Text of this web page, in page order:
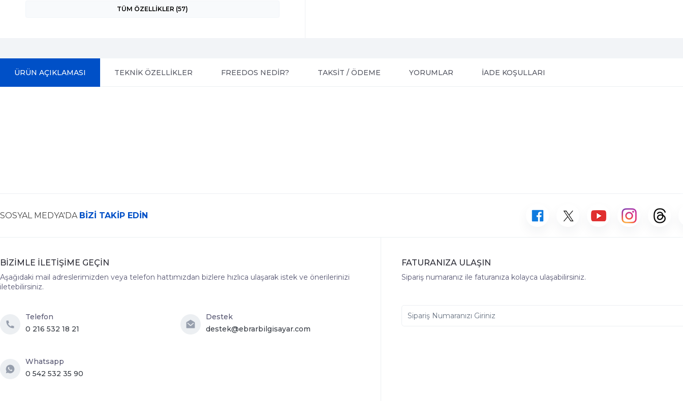
TÜM ÖZELLİKLER (57)
ÜRÜN AÇIKLAMASI TEKNİK ÖZELLİKLER FREEDOS NEDİR? TAKSİT / ÖDEME YORUMLAR İADE KOŞULLARI
SOSYAL MEDYA'DA BİZİ TAKİP EDİN
BİZİMLE İLETİŞİME GEÇİN
Aşağıdaki mail adreslerimizden veya telefon hattımızdan bizlere hızlıca ulaşarak istek ve önerilerinizi
iletebilirsiniz.
Telefon
0 216 532 18 21
Destek
destek@ebrarbilgisayar.com
Whatsapp
0 542 532 35 90
FATURANIZA ULAŞIN
Sipariş numaranız ile faturanıza kolayca ulaşabilirsiniz.